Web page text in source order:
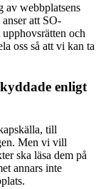
av webbplatsens
att SO-
och
oss så att vi kan ta
enligt
till
Men vi vill
ska läsa dem på
annars inte